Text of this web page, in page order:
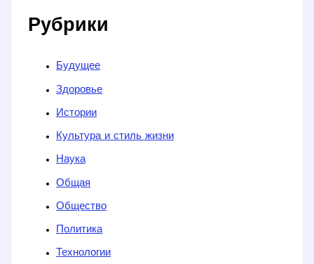
Рубрики
Будущее
Здоровье
Истории
Культура и стиль жизни
Наука
Общая
Общество
Политика
Технологии